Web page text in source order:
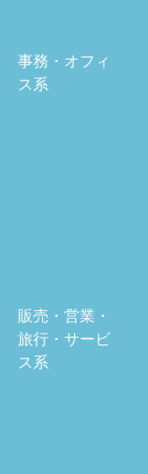
事務・オフィ
ス系
販売・営業・
旅行・サービ
ス系